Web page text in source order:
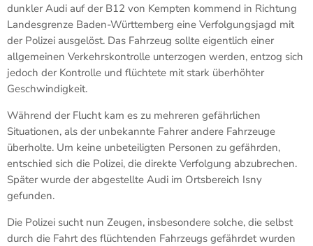
dunkler Audi auf der B12 von Kempten kommend in Richtung
Landesgrenze Baden-Württemberg eine Verfolgungsjagd mit
der Polizei ausgelöst. Das Fahrzeug sollte eigentlich einer
allgemeinen Verkehrskontrolle unterzogen werden, entzog sich
jedoch der Kontrolle und flüchtete mit stark überhöhter
Geschwindigkeit.
Während der Flucht kam es zu mehreren gefährlichen
Situationen, als der unbekannte Fahrer andere Fahrzeuge
überholte. Um keine unbeteiligten Personen zu gefährden,
entschied sich die Polizei, die direkte Verfolgung abzubrechen.
Später wurde der abgestellte Audi im Ortsbereich Isny
gefunden.
Die Polizei sucht nun Zeugen, insbesondere solche, die selbst
durch die Fahrt des flüchtenden Fahrzeugs gefährdet wurden